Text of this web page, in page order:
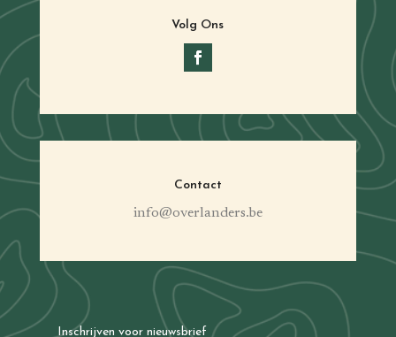
Volg Ons
Contact
info@overlanders.be
Inschrijven voor nieuwsbrief